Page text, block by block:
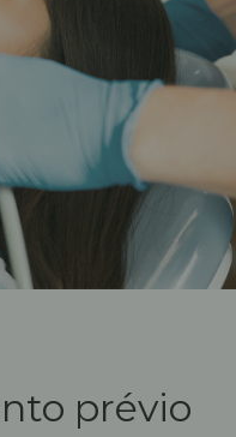
prévio